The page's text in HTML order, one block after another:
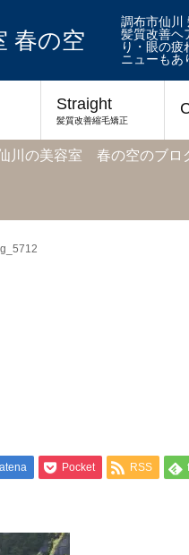
春の空
調布市仙川
髪質改善ヘ
り・眼の
ニューもあ
Straight
髪質改善縮毛矯正
川の美容室 春の空のブロ
Pocket RSS